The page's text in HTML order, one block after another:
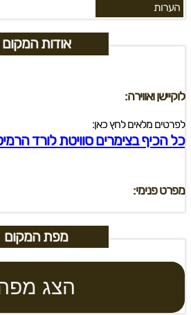
הערות
אודות המקום
לוקיישן ואווירה:
לפרטים מלאים לחץ כאן:
כל הכיף בצימרים סוויטת לורד
מפרט פנימי:
מפת המקום
הצג